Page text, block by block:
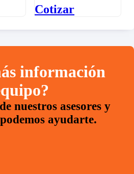
Cotizar
información
nuestros asesores y
ayudarte.